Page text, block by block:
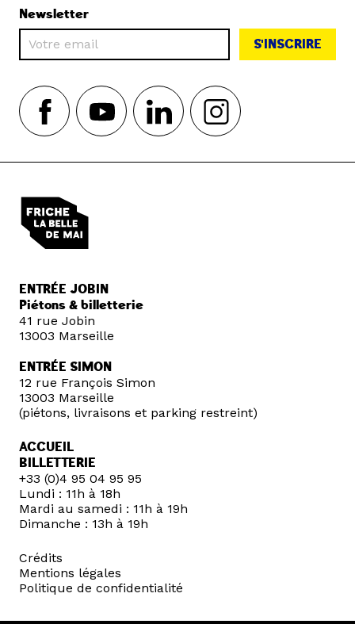
Newsletter
S'INSCRIRE
ENTRÉE JOBIN
Piétons & billetterie
41 rue Jobin
13003 Marseille
ENTRÉE SIMON
12 rue François Simon
13003 Marseille
(piétons, livraisons et parking restreint)
ACCUEIL
BILLETTERIE
+33 (0)4 95 04 95 95
Lundi : 11h à 18h
Mardi au samedi : 11h à 19h
Dimanche : 13h à 19h
Crédits
Mentions légales
Politique de confidentialité